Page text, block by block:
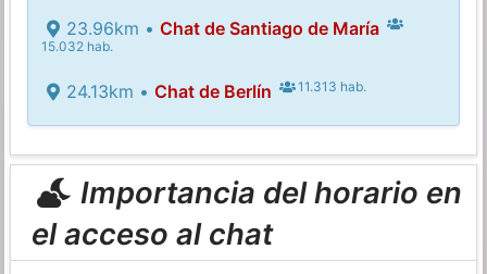
23.96km • Chat de Santiago de María
15.032 hab.
24.13km • Chat de Berlín 11.313 hab.
Importancia del horario en
el acceso al chat